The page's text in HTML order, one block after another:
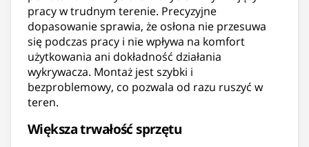
pracy w trudnym terenie. Precyzyjne
dopasowanie sprawia, że osłona nie przesuwa
się podczas pracy i nie wpływa na komfort
użytkowania ani dokładność działania
wykrywacza. Montaż jest szybki i
bezproblemowy, co pozwala od razu ruszyć w
teren.
Większa trwałość sprzętu